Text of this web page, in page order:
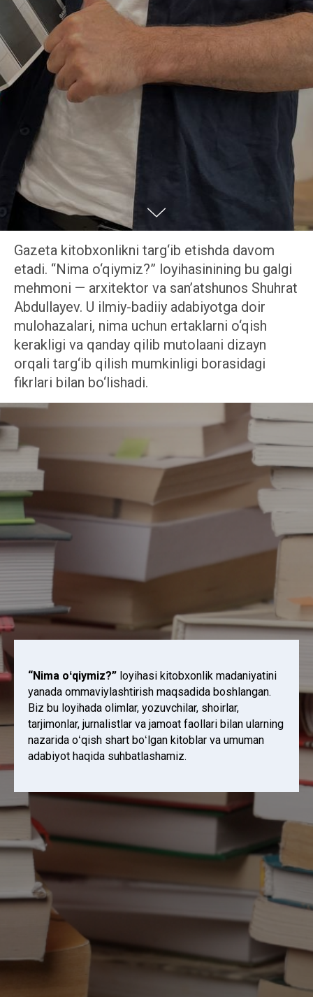
Gazeta kitobxonlikni targ‘ib etishda davom
etadi. “Nima o‘qiymiz?” loyihasinining bu galgi
mehmoni — arxitektor va san’atshunos Shuhrat
Abdullayev. U ilmiy-badiiy adabiyotga doir
mulohazalari, nima uchun ertaklarni o‘qish
kerakligi va qanday qilib mutolaani dizayn
orqali targ‘ib qilish mumkinligi borasidagi
fikrlari bilan bo‘lishadi.
“Nima oʻqiymiz?” loyihasi kitobxonlik madaniyatini
yanada ommaviylashtirish maqsadida boshlangan.
Biz bu loyihada olimlar, yozuvchilar, shoirlar,
tarjimonlar, jurnalistlar va jamoat faollari bilan ularning
nazarida oʻqish shart boʻlgan kitoblar va umuman
adabiyot haqida suhbatlashamiz.